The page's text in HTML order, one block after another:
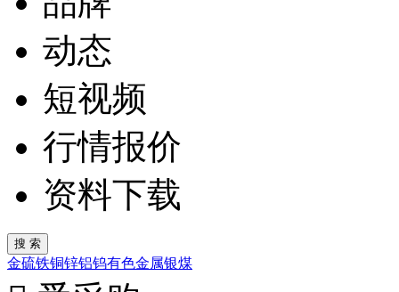
动态
短视频
行情报价
资料下载
金硫铁铜锌铝钨有色金属银煤